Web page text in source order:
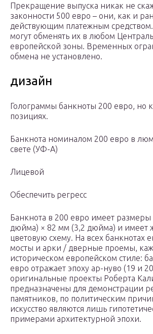
Прекращение выпуска никак не
законности 500 евро – они, как и
действующим платежным
могут обменять их в любом
европейской зоны. Временных
обмена не установлено.
дизайн
Голограммы банкноты 200 евро, но
позициях.
Банкнота номиналом 200 евро в
свете (УФ-А)
Лицевой
Обеспечить регресс
Банкнота в 200 евро имеет
дюйма) × 82 мм (3,2 дюйма) и имеет
цветовую схему. На всех банкнотах
мосты и арки / дверные проемы,
историческом европейском стиле:
евро отражает эпоху ар-нуво (19 и
оригинальные проекты Роберта
предназначены для демонстрации
памятников, по политическим
искусство являются лишь
примерами архитектурной эпохи.